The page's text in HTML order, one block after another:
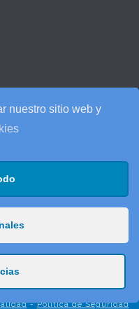
nuestro sitio web y
recordar
cómo prepararte
20 (Pol. Ind. Cidesa) 08740
-Política de Seguridad